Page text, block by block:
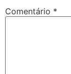
Comentário *